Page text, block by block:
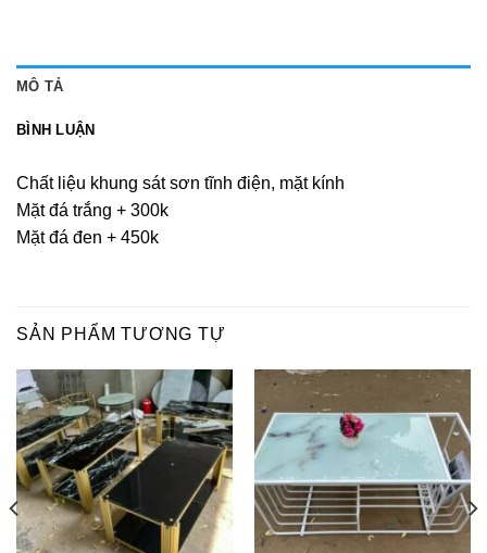
MÔ TẢ
BÌNH LUẬN
Chất liệu khung sát sơn tĩnh điện, mặt kính
Mặt đá trắng + 300k
Mặt đá đen + 450k
SẢN PHẨM TƯƠNG TỰ